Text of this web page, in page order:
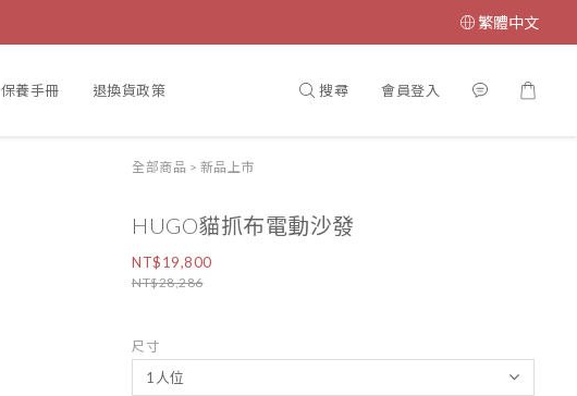
繁體中文
保養手冊 退換貨政策 搜尋 會員登入
全部商品 > 新品上市
HUGO貓抓布電動沙發
NT$19,800
NT$28,286
尺寸